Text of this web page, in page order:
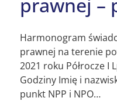
Harmonogram
prawnej na terenie
2021 roku Półrocze I
Godziny Imię i
punkt NPP i NPO…